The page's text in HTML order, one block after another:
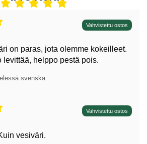
Vahvistettu ostos
on paras, jota olemme kokeilleet.
levittää, helppo pestä pois.
svenska
Vahvistettu ostos
vesiväri.